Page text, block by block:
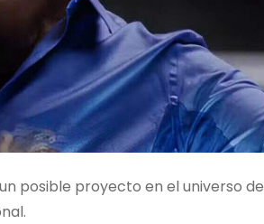
posible proyecto en el universo de